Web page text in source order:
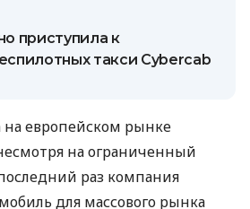
приступила к
такси Cybercab
европейском рынке
на ограниченный
раз компания
для массового рынка